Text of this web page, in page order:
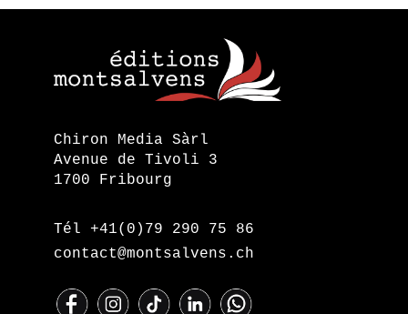
Chiron Media Sàrl
Avenue de Tivoli 3
1700 Fribourg
Tél +41(0)79 290 75 86
contact@montsalvens.ch